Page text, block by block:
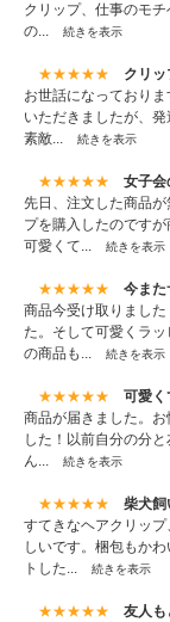
クリップ、仕事のモ
の...
続きを表示
★★★★★
クリ
お世話になっており
いただきましたが、
素敵...
続きを表示
★★★★★
女子会
先日、注文した商品
プを購入したのです
可愛くて...
続きを表示
★★★★★
今また
商品今受け取りまし
た。そして可愛くラ
の商品も...
続きを表示
★★★★★
可愛く
商品が届きました。
した！以前自分の分
ん...
続きを表示
★★★★★
柴犬飼
すてきなヘアクリッ
しいです。梱包もか
トした...
続きを表示
★★★★★
友人も